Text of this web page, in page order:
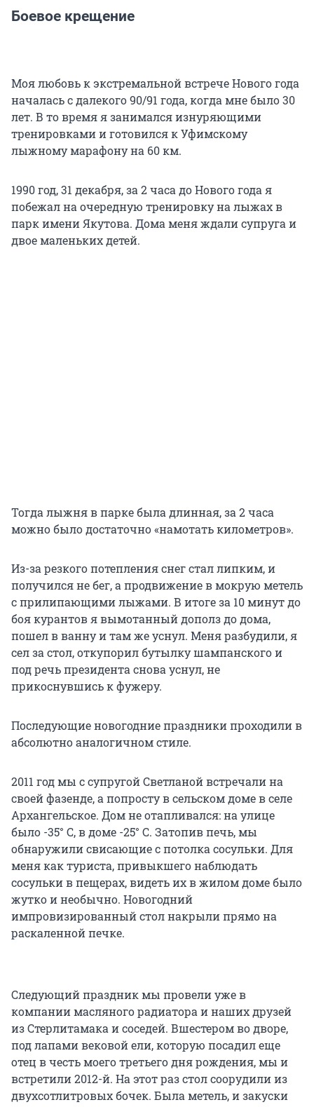
Боевое крещение
Моя любовь к экстремальной встрече Нового года
началась с далекого 90/91 года, когда мне было 30
лет. В то время я занимался изнуряющими
тренировками и готовился к Уфимскому
лыжному марафону на 60 км.
1990 год, 31 декабря, за 2 часа до Нового года я
побежал на очередную тренировку на лыжах в
парк имени Якутова. Дома меня ждали супруга и
двое маленьких детей.
Тогда лыжня в парке была длинная, за 2 часа
можно было достаточно «намотать километров».
Из-за резкого потепления снег стал липким, и
получился не бег, а продвижение в мокрую метель
с прилипающими лыжами. В итоге за 10 минут до
боя курантов я вымотанный дополз до дома,
пошел в ванну и там же уснул. Меня разбудили, я
сел за стол, откупорил бутылку шампанского и
под речь президента снова уснул, не
прикоснувшись к фужеру.
Последующие новогодние праздники проходили в
абсолютно аналогичном стиле.
2011 год мы с супругой Светланой встречали на
своей фазенде, а попросту в сельском доме в селе
Архангельское. Дом не отапливался: на улице
было -35° С, в доме -25° С. Затопив печь, мы
обнаружили свисающие с потолка сосульки. Для
меня как туриста, привыкшего наблюдать
сосульки в пещерах, видеть их в жилом доме было
жутко и необычно. Новогодний
импровизированный стол накрыли прямо на
раскаленной печке.
Следующий праздник мы провели уже в
компании масляного радиатора и наших друзей
из Стерлитамака и соседей. Вшестером во дворе,
под лапами вековой ели, которую посадил еще
отец в честь моего третьего дня рождения, мы и
встретили 2012-й. На этот раз стол соорудили из
двухсотлитровых бочек. Была метель, и закуски